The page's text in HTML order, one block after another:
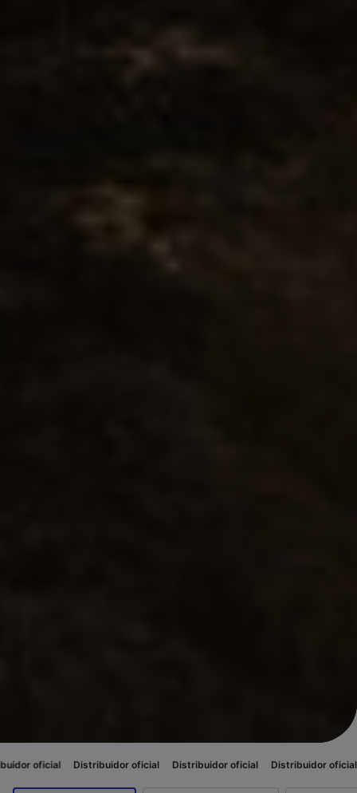
Distribuidor oficial Distribuidor oficial Distribuidor oficial